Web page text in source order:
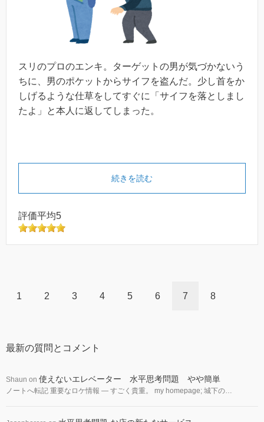
スリのプロのエンキ。ターゲットの男が気づかないう
ちに、男のポケットからサイフを盗んだ。少し首をか
しげるような仕草をしてすぐに「サイフを落としまし
たよ」と本人に返してしまった。
続きを読む
評価平均5
1 2 3 4 5 6 7 8
最新の質問とコメント
Shaun on 使えないエレベーター 水平思考問題 やや簡単
ノートへ転記 重要なロケ情報 — すごく貴重。 my homepage; 城下の…